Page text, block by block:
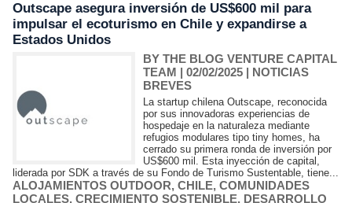
Outscape asegura inversión de US$600 mil para
impulsar el ecoturismo en Chile y expandirse a
Estados Unidos
BY THE BLOG VENTURE CAPITAL
TEAM | 02/02/2025 | NOTICIAS
BREVES
La startup chilena Outscape, reconocida
por sus innovadoras experiencias de
hospedaje en la naturaleza mediante
refugios modulares tipo tiny homes, ha
cerrado su primera ronda de inversión por
US$600 mil. Esta inyección de capital,
liderada por SDK a través de su Fondo de Turismo Sustentable, tiene...
ALOJAMIENTOS OUTDOOR, CHILE, COMUNIDADES
LOCALES, CRECIMIENTO SOSTENIBLE, DESARROLLO